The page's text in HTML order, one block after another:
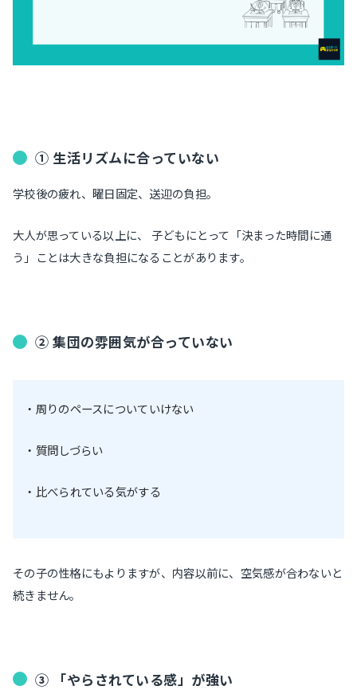
① 生活リズムに合っていない
学校後の疲れ、曜日固定、送迎の負担。
大人が思っている以上に、 子どもにとって「決まった時間に通
う」ことは大きな負担になることがあります。
② 集団の雰囲気が合っていない
・周りのペースについていけない
・質問しづらい
・比べられている気がする
その子の性格にもよりますが、内容以前に、空気感が合わないと
続きません。
③ 「やらされている感」が強い